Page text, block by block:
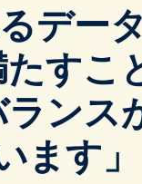
デー
すこ
ンス
ます」